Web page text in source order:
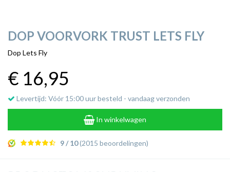
DOP VOORVORK TRUST LETS FLY
Dop Lets Fly
€ 16,95
Levertijd: Vóór 15:00 uur besteld - vandaag verzonden
In winkelwagen
9 / 10(2015 beoordelingen)